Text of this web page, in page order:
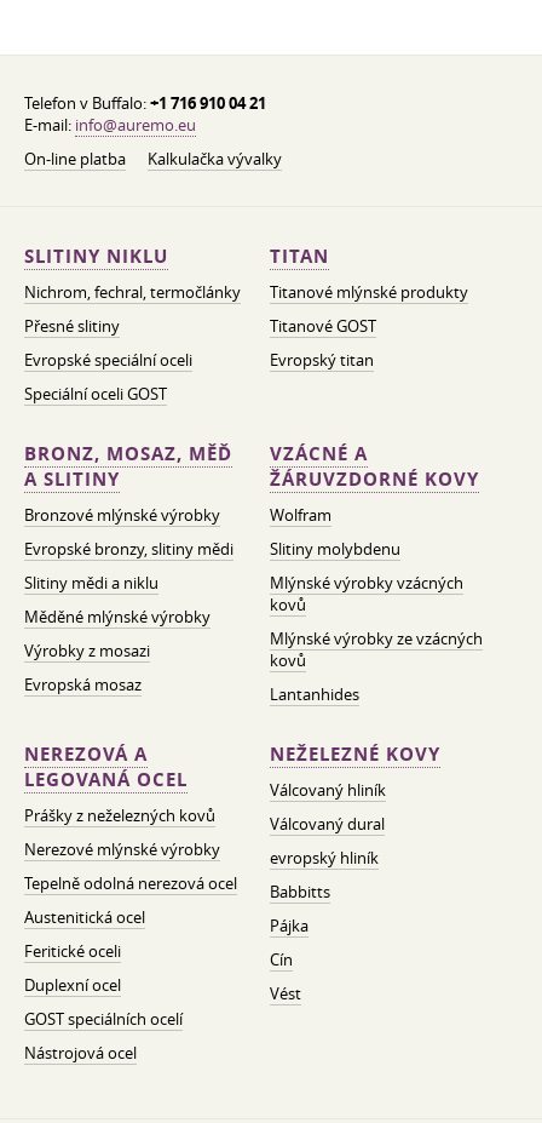
Telefon v Buffalo:+1 716 910 04 21
E-mail: info@auremo.eu
On-line platba
Kalkulačka vývalky
SLITINY NIKLU
Nichrom, fechral, termočlánky
Přesné slitiny
Evropské speciální oceli
Speciální oceli GOST
TITAN
Titanové mlýnské produkty
Titanové GOST
Evropský titan
BRONZ, MOSAZ, MĚĎ
A SLITINY
Bronzové mlýnské výrobky
Evropské bronzy, slitiny mědi
Slitiny mědi a niklu
Měděné mlýnské výrobky
Výrobky z mosazi
Evropská mosaz
VZÁCNÉ A
ŽÁRUVZDORNÉ KOVY
Wolfram
Slitiny molybdenu
Mlýnské výrobky vzácných
kovů
Mlýnské výrobky ze vzácných
kovů
Lantanhides
NEREZOVÁ A
LEGOVANÁ OCEL
Prášky z neželezných kovů
Nerezové mlýnské výrobky
Tepelně odolná nerezová ocel
Austenitická ocel
Feritické oceli
Duplexní ocel
GOST speciálních ocelí
Nástrojová ocel
NEŽELEZNÉ KOVY
Válcovaný hliník
Válcovaný dural
evropský hliník
Babbitts
Pájka
Cín
Vést